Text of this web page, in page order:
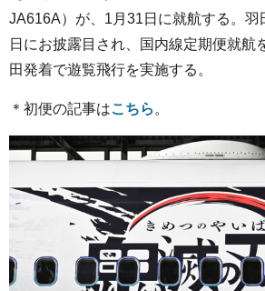
JA616A）が、1月31日に就航する。羽
日にお披露目され、国内線定期便就航
田発着で遊覧飛行を実施する。
＊初便の記事はこちら 。